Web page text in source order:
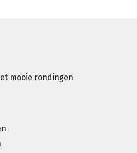
mooie rondingen